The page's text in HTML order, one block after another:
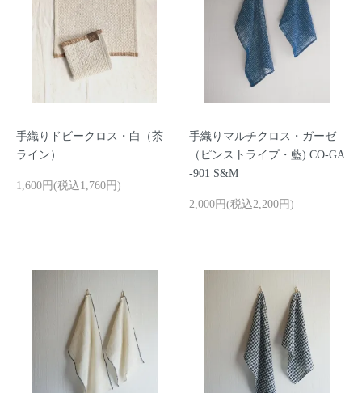
手織りドビークロス・白（茶
ライン）
1,600円(税込1,760円)
手織りマルチクロス・ガーゼ
（ピンストライプ・藍) CO-GA
-901 S&M
2,000円(税込2,200円)